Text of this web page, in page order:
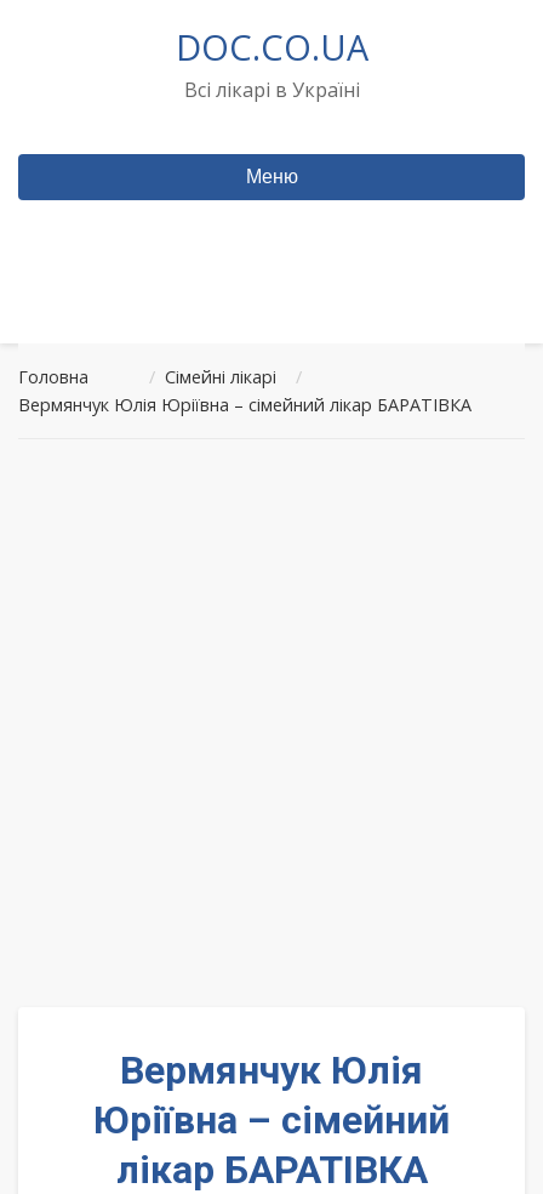
DOC.CO.UA
Всі лікарі в Україні
Меню
Головна / Сімейні лікарі
/
Вермянчук Юлія Юріївна – сімейний лікар БАРАТІВКА
Вермянчук Юлія
Юріївна – сімейний
лікар БАРАТІВКА